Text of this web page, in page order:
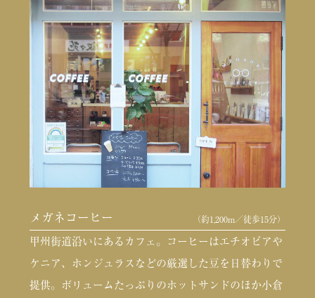
メガネコーヒー （約1,200m／徒歩15分）
甲州街道沿いにあるカフェ。コーヒーはエチオピアや
ケニア、ホンジュラスなどの厳選した豆を日替わりで
提供。ボリュームたっぷりのホットサンドのほか小倉